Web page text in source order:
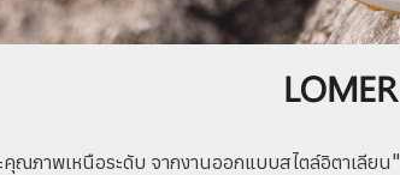
LOMER
ณภาพเหนือระดับ จากงานออกแบบสไตล์อิตาเลียน"